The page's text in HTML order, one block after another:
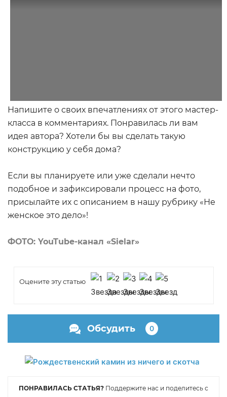
Напишите о своих впечатлениях от этого мастер-
класса в комментариях. Понравилась ли вам
идея автора? Хотели бы вы сделать такую
конструкцию у себя дома?
Если вы планируете или уже сделали нечто
подобное и зафиксировали процесс на фото,
присылайте их с описанием в нашу рубрику «Не
женское это дело»!
ФОТО: YouTube-канал «Sielar»
Оцените эту статью
Обсудить 0
ПОНРАВИЛАСЬ СТАТЬЯ? Поддержите нас и поделитесь с